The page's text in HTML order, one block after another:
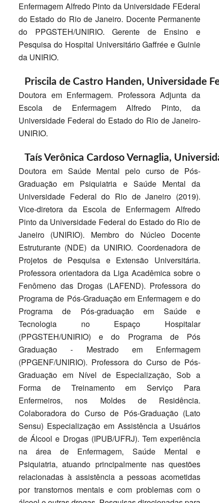
Enfermagem Alfredo Pinto da Universidade FEderal
do Estado do Rio de Janeiro. Docente Permanente
do PPGSTEH/UNIRIO. Gerente de Ensino e
Pesquisa do Hospital Universitário Gaffrée e Guinle
da UNIRIO.
Priscila de Castro Handen, Universidade
Doutora em Enfermagem. Professora Adjunta da
Escola de Enfermagem Alfredo Pinto, da
Universidade Federal do Estado do Rio de Janeiro-
UNIRIO.
Taís Verônica Cardoso Vernaglia,
Doutora em Saúde Mental pelo curso de Pós-
Graduação em Psiquiatria e Saúde Mental da
Universidade Federal do Rio de Janeiro (2019).
Vice-diretora da Escola de Enfermagem Alfredo
Pinto da Universidade Federal do Estado do Rio de
Janeiro (UNIRIO). Membro do Núcleo Docente
Estruturante (NDE) da UNIRIO. Coordenadora de
Projetos de Pesquisa e Extensão Universitária.
Professora orientadora da Liga Acadêmica sobre o
Fenômeno das Drogas (LAFEND). Professora do
Programa de Pós-Graduação em Enfermagem e do
Programa de Pós-graduação em Saúde e
Tecnologia no Espaço Hospitalar
(PPGSTEH/UNIRIO) e do Programa de Pós
Graduação - Mestrado em Enfermagem
(PPGENF/UNIRIO). Professora do Curso de Pós-
Graduação em Nível de Especialização, Sob a
Forma de Treinamento em Serviço Para
Enfermeiros, nos Moldes de Residência.
Colaboradora do Curso de Pós-Graduação (Lato
Sensu) Especialização em Assistência a Usuários
de Álcool e Drogas (IPUB/UFRJ). Tem experiência
na área de Enfermagem, Saúde Mental e
Psiquiatria, atuando principalmente nas questões
relacionadas à assistência a pessoas acometidas
por transtornos mentais e com problemas com o